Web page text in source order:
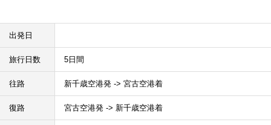
出発日
旅行日数 5日間
往路 新千歳空港発 -> 宮古空港着
復路 宮古空港発 -> 新千歳空港着